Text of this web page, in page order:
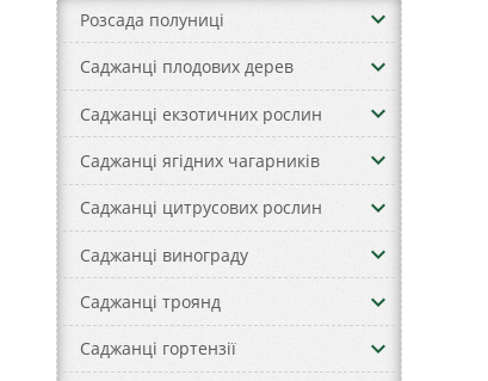
Розсада полуниці keyboard_arrow_down
Саджанці плодових дерев keyboard_arrow_down
Саджанці екзотичних рослин keyboard_arrow_down
Саджанці ягідних чагарників keyboard_arrow_down
Саджанці цитрусових рослин keyboard_arrow_down
Саджанці винограду keyboard_arrow_down
Саджанці троянд keyboard_arrow_down
Саджанці гортензії keyboard_arrow_down